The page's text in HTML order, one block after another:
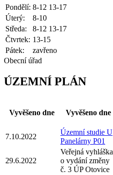
Pondělí: 8-12 13-17
Úterý:
8-10
Středa:
8-12 13-17
Čtvrtek: 13-15
Pátek:
zavřeno
Obecní úřad
ÚZEMNÍ PLÁN
Vyvěšeno dne Vyvěšeno dne
7.10.2022
Územní studie U
Panelárny P01
29.6.2022
Veřejná vyhláška
o vydání změny
č. 3 ÚP Otovice